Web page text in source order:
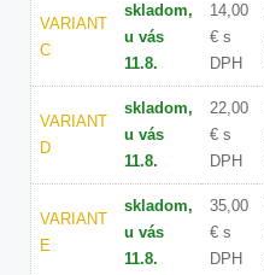
VARIANT
C
skladom,
u vás
11.8.
14,00
€ s
DPH
VARIANT
D
skladom,
u vás
11.8.
22,00
€ s
DPH
VARIANT
E
skladom,
u vás
11.8.
35,00
€ s
DPH